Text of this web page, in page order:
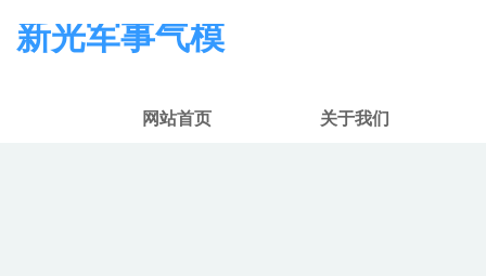
网站首页 关于我们
新光军事气模